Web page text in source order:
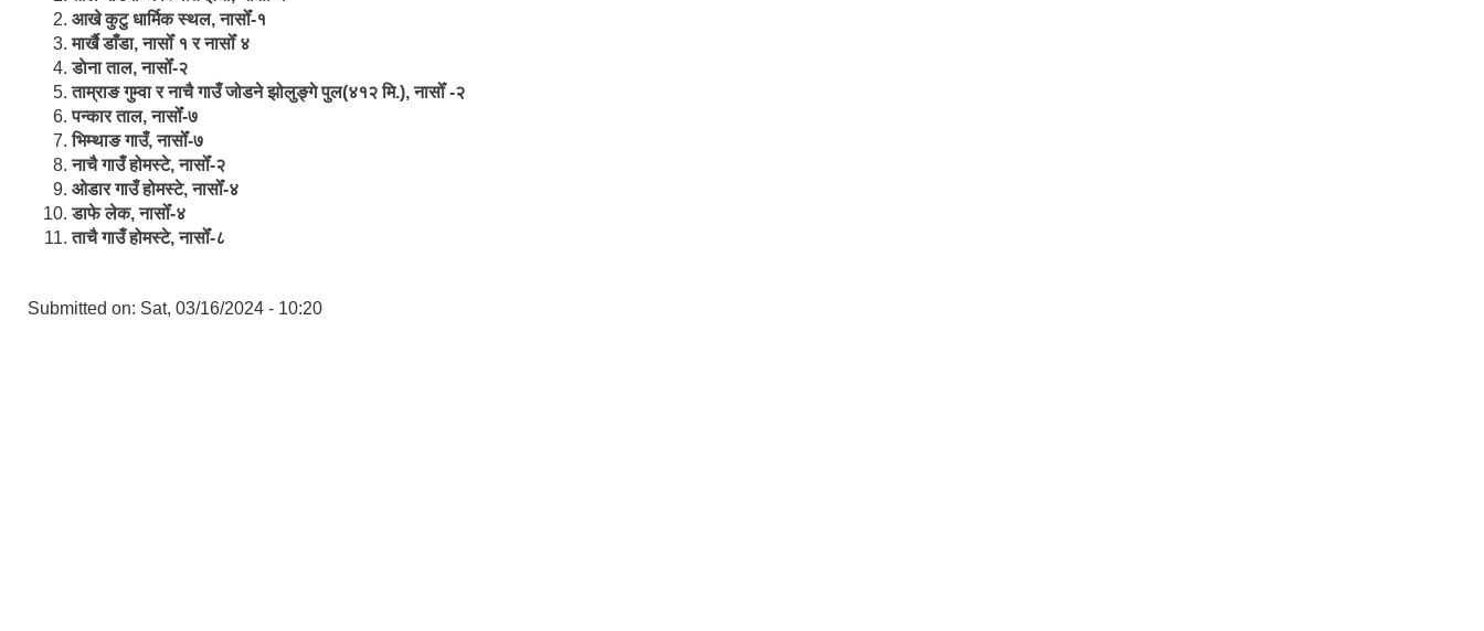
आखे कुटु धार्मिक स्थल, नासोँ-१
मार्खै डाँडा, नासोँ १ र नासोँ ४
डाेना ताल, नासोँ-२
ताम्राङ गुम्वा र नाचै गाउँ जोडने झोलुङ्गे पुल(४१२ मि.), नासोँ -२
पन्कार ताल, नासोँ-७
भिम्थाङ गाउँ, नासोँ-७
नाचै गाउँ होमस्टे, नासोँ-२
ओ‍‍‌डार गाउँ होमस्टे, नासोँ-४
डाफे लेक, नासोँ-४
ताचै गाउँ होमस्टे, नासोँ-८
Submitted on: Sat, 03/16/2024 - 10:20